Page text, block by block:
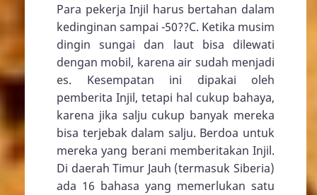
Para pekerja Injil harus bertahan dalam
kedinginan sampai -50??C. Ketika musim
dingin sungai dan laut bisa dilewati
dengan mobil, karena air sudah menjadi
es. Kesempatan ini dipakai oleh
pemberita Injil, tetapi hal cukup bahaya,
karena jika salju cukup banyak mereka
bisa terjebak dalam salju. Berdoa untuk
mereka yang berani memberitakan Injil.
Di daerah Timur Jauh (termasuk Siberia)
ada 16 bahasa yang memerlukan satu